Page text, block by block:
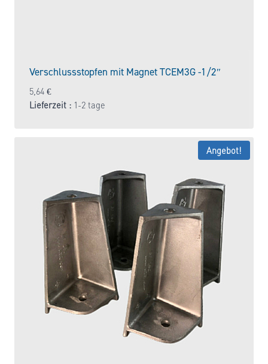
Verschlussstopfen mit Magnet TCEM3G -1/2″
5,64 €
Lieferzeit : 1-2 tage
Angebot!